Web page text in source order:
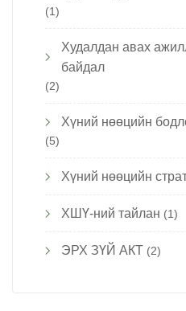
(1)
Худалдан авах
байдал
(2)
Хүний нөөцийн
(5)
Хүний нөөцийн
ХШҮ-ний тайлан (1)
ЭРХ ЗҮЙ АКТ (2)